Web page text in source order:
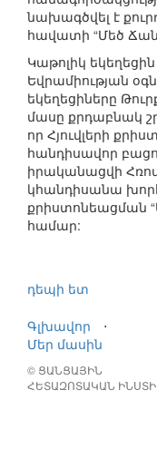
նախագծվել է
հավատի “Մեծ
Կաթոլիկ
Եվրամիության
եկեղեցիները
մասը քրդաբնակ
որ Հյուվլերի
հանդիսավոր
իրականացվի
կհանդիսանա
քրիստոնեացման
համար:
դեպի ետ
Գլխավոր
⋅
Մեր մասին
© ՑԱՆՑԱՅԻՆ
ՀԵՏԱԶՈՏԱԿԱՆ